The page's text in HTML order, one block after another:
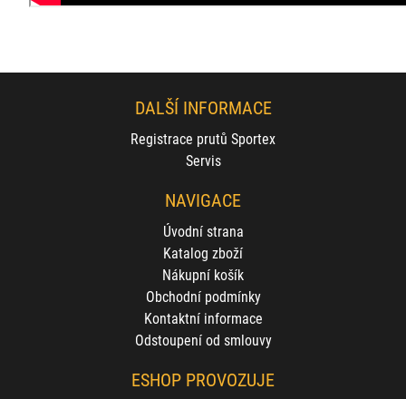
DALŠÍ INFORMACE
Registrace prutů Sportex
Servis
NAVIGACE
Úvodní strana
Katalog zboží
Nákupní košík
Obchodní podmínky
Kontaktní informace
Odstoupení od smlouvy
ESHOP PROVOZUJE